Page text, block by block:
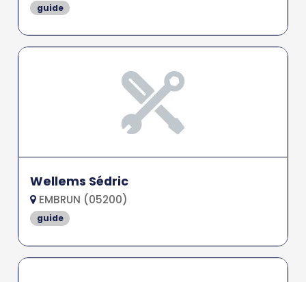
guide
Wellems Sédric
EMBRUN (05200)
guide